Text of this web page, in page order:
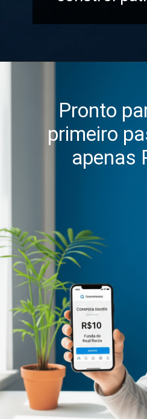
Pronto
primeiro
apenas